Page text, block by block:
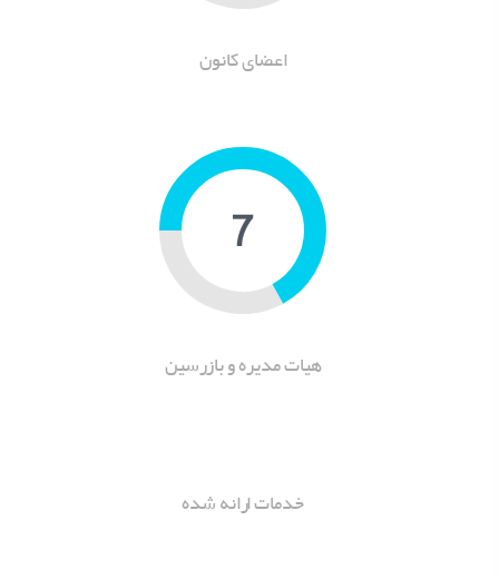
اعضای کانون
9
هیات مدیره و بازرسین
خدمات ارانه شده